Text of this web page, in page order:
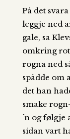
På det
leggje ned
gale, sa
omkring
rogna ned
spådde om
det han
smake
´n og følgje
sidan vart